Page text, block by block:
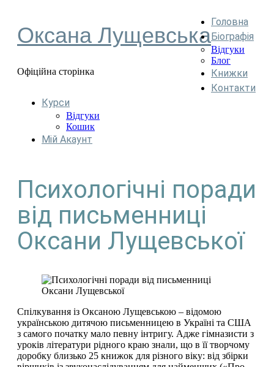
Оксана Лущевська
Офіційна сторінка
Головна
Біографія
Відгуки
Блог
Книжки
Контакти
Курси
Відгуки
Кошик
Мій Акаунт
Психологічні поради
від письменниці
Оксани Лущевської
Спілкування із Оксаною Лущевською – відомою
українською дитячою письменницею в Україні та США
з самого початку мало певну інтригу. Адже гімназисти з
уроків літератури рідного краю знали, що в її творчому
доробку близько 25 книжок для різного віку: від збірки